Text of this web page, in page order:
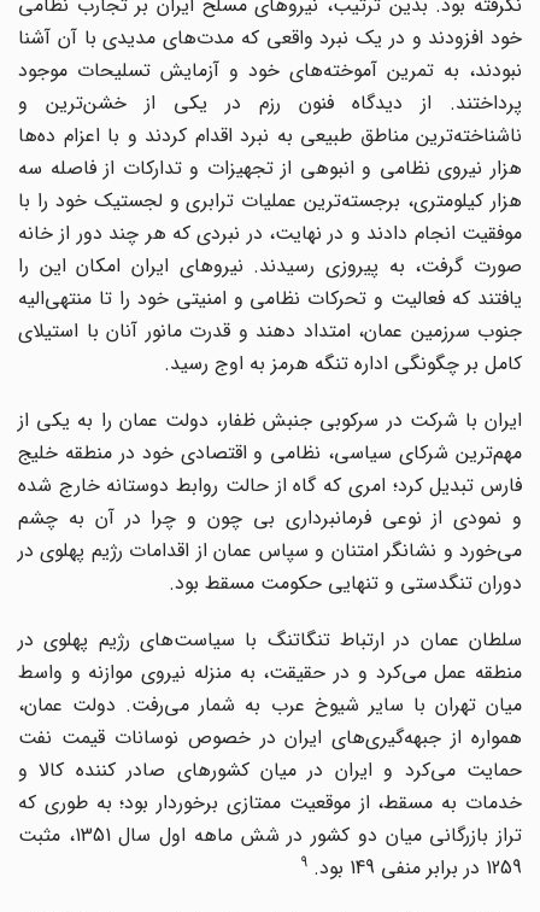
خود افزودند و در یک نبرد واقعی که مدت‌های مدیدی با آن آشنا
نبودند، به تمرین آموخته‌های خود و آزمایش تسلیحات موجود
پرداختند. از دیدگاه فنون رزم در یکی از خشن‌ترین و
ناشناخته‌ترین مناطق طبیعی به نبرد اقدام کردند و با اعزام ده‌ها
هزار نیروی نظامی و انبوهی از تجهیزات و تدارکات از فاصله سه
هزار کیلومتری، برجسته‌ترین عملیات ترابری و لجستیک خود را با
موفقیت انجام دادند و در نهایت، در نبردی که هر چند دور از خانه
صورت گرفت، به پیروزی رسیدند. نیروهای ایران امکان این را
یافتند که فعالیت و تحرکات نظامی و امنیتی خود را تا منتهی‌الیه
جنوب سرزمین عمان، امتداد دهند و قدرت مانور آنان با استیلای
کامل بر چگونگی اداره تنگه هرمز به اوج رسید.
ایران با شرکت در سرکوبی جنبش ظفار، دولت عمان را به یکی از
مهم‌ترین شرکای سیاسی، نظامی و اقتصادی خود در منطقه خلیج
فارس تبدیل کرد؛ امری که گاه از حالت روابط دوستانه خارج شده
و نمودی از نوعی فرمانبرداری بی چون و چرا در آن به چشم
می‌خورد و نشانگر امتنان و سپاس عمان از اقدامات رژیم پهلوی در
دوران تنگدستی و تنهایی حکومت مسقط بود.
سلطان عمان در ارتباط تنگاتنگ با سیاست‌های رژیم پهلوی در
منطقه عمل می‌کرد و در حقیقت، به منزله نیروی موازنه و واسط
میان تهران با سایر شیوخ عرب به شمار می‌رفت. دولت عمان،
همواره از جبهه‌گیری‌های ایران در خصوص نوسانات قیمت نفت
حمایت می‌کرد و ایران در میان کشورهای صادر کننده کالا و
خدمات به مسقط، از موقعیت ممتازی برخوردار بود؛ به طوری که
تراز بازرگانی میان دو کشور در شش ماهه اول سال 1351، مثبت
1259 در برابر منفی 149 بود.
9